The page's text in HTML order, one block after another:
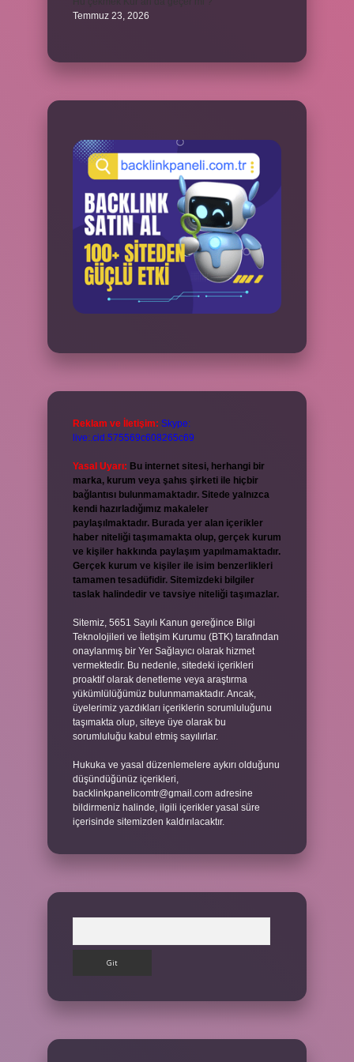
Temmuz 23, 2026
Reklam ve İletişim: Skype:
live:.cid.575569c608265c69
Yasal Uyarı: Bu internet sitesi, herhangi bir
marka, kurum veya şahıs şirketi ile hiçbir
bağlantısı bulunmamaktadır. Sitede yalnızca
kendi hazırladığımız makaleler
paylaşılmaktadır. Burada yer alan içerikler
haber niteliği taşımamakta olup, gerçek kurum
ve kişiler hakkında paylaşım yapılmamaktadır.
Gerçek kurum ve kişiler ile isim benzerlikleri
tamamen tesadüfidir. Sitemizdeki bilgiler
taslak halindedir ve tavsiye niteliği taşımazlar.
Sitemiz, 5651 Sayılı Kanun gereğince Bilgi
Teknolojileri ve İletişim Kurumu (BTK) tarafından
onaylanmış bir Yer Sağlayıcı olarak hizmet
vermektedir. Bu nedenle, sitedeki içerikleri
proaktif olarak denetleme veya araştırma
yükümlülüğümüz bulunmamaktadır. Ancak,
üyelerimiz yazdıkları içeriklerin sorumluluğunu
taşımakta olup, siteye üye olarak bu
sorumluluğu kabul etmiş sayılırlar.
Hukuka ve yasal düzenlemelere aykırı olduğunu
düşündüğünüz içerikleri,
backlinkpanelicomtr@gmail.com adresine
bildirmeniz halinde, ilgili içerikler yasal süre
içerisinde sitemizden kaldırılacaktır.